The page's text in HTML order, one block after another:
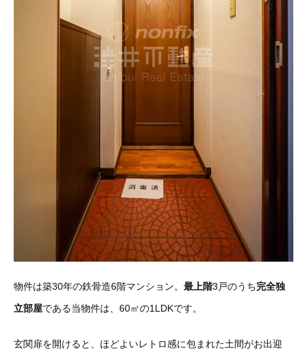
物件は築30年の鉄骨造6階マンション。 最上階3戸のうち完全独
立部屋である当物件は、60㎡の1LDKです。
玄関扉を開けると、ほどよいレトロ感に包まれた土間がお出迎